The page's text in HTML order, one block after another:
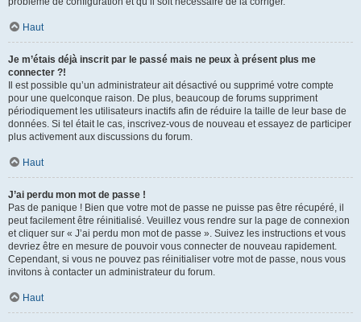
Haut
Je m’étais déjà inscrit par le passé mais ne peux à présent plus me
connecter ?!
Il est possible qu’un administrateur ait désactivé ou supprimé votre compte
pour une quelconque raison. De plus, beaucoup de forums suppriment
périodiquement les utilisateurs inactifs afin de réduire la taille de leur base de
données. Si tel était le cas, inscrivez-vous de nouveau et essayez de participer
plus activement aux discussions du forum.
Haut
J’ai perdu mon mot de passe !
Pas de panique ! Bien que votre mot de passe ne puisse pas être récupéré, il
peut facilement être réinitialisé. Veuillez vous rendre sur la page de connexion
et cliquer sur « J’ai perdu mon mot de passe ». Suivez les instructions et vous
devriez être en mesure de pouvoir vous connecter de nouveau rapidement.
Cependant, si vous ne pouvez pas réinitialiser votre mot de passe, nous vous
invitons à contacter un administrateur du forum.
Haut